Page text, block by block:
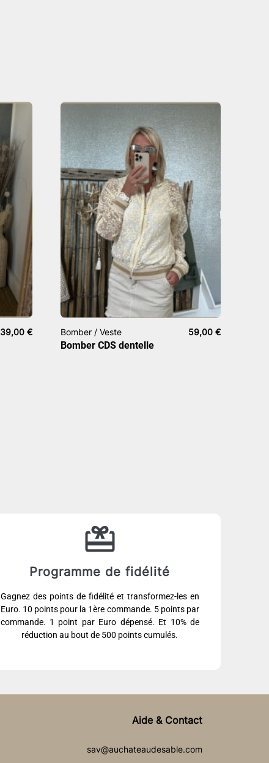
39,00 € Bomber / Veste 59,00 €
Bomber CDS dentelle
Programme de fidélité
Gagnez des points de fidélité et transformez-les en
Euro. 10 points pour la 1ère commande. 5 points par
commande. 1 point par Euro dépensé. Et 10% de
réduction au bout de 500 points cumulés.
Aide & Contact
sav@auchateaudesable.com